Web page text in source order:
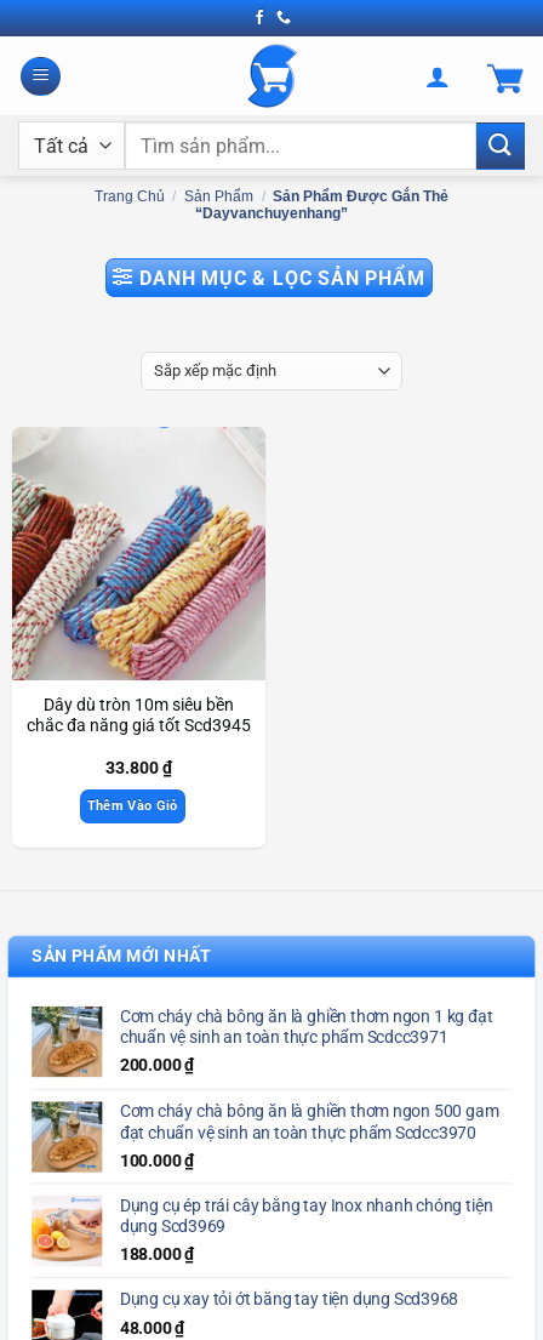
Bỏ
qua
nội
Tìm
Trang Chủ / Sản Phẩm / Sản Phẩm Được Gắn Thẻ
“dayvanchuyenhang”
DANH MỤC & LỌC SẢN PHẨM
Dây dù tròn 10m siêu bền
chắc đa năng giá tốt Scd3945
33.800₫
Thêm Vào Giỏ
SẢN PHẨM MỚI NHẤT
Cơm cháy chà bông ăn là ghiền thơm ngon 1 kg đạt
chuẩn vệ sinh an toàn thực phẩm Scdcc3971
200.000₫
Cơm cháy chà bông ăn là ghiền thơm ngon 500 gam
đạt chuẩn vệ sinh an toàn thực phẩm Scdcc3970
100.000₫
Dụng cụ ép trái cây bằng tay Inox nhanh chóng tiện
dụng Scd3969
188.000₫
Dụng cụ xay tỏi ớt bằng tay tiện dụng Scd3968
48.000₫